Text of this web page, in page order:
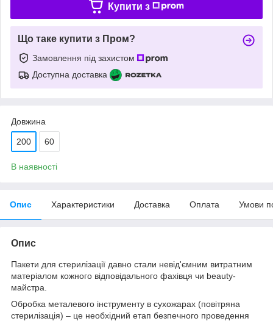
Купити з
Що таке купити з Пром?
Замовлення під захистом
Доступна доставка
Довжина
200 60
В наявності
Опис Характеристики Доставка Оплата Умови
Опис
Пакети для стерилізації давно стали невід'ємним витратним
матеріалом кожного відповідального фахівця чи beauty-
майстра.
Обробка металевого інструменту в сухожарах (повітряна
стерилізація) – це необхідний етап безпечного проведення